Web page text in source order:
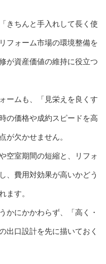
きちんと手入れして長く使
フォーム市場の環境整備を
が資産価値の維持に役立つ
ームも、「見栄えを良くす
の価格や成約スピードを高
が欠かせません。
空室期間の短縮と、リフォ
、費用対効果が高いかどう
ます。
かにかかわらず、「高く・
出口設計を先に描いておく